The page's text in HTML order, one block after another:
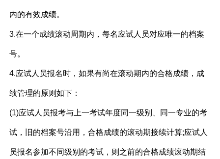
内的有效成绩。
3.在一个成绩滚动周期内，每名应试人员对应唯一的档案
号。
4.应试人员报名时，如果有尚在滚动期内的合格成绩，成
绩管理的原则如下：
(1)应试人员报考与上一考试年度同一级别、同一专业的考
试，旧的档案号沿用，合格成绩的滚动期接续计算;应试人
员报名参加不同级别的考试，则之前的合格成绩滚动期结